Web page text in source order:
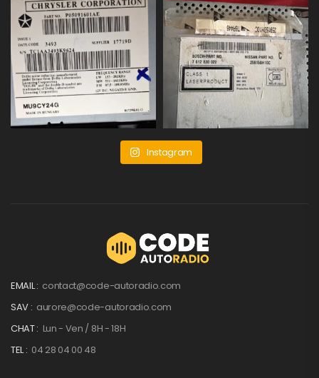
Instagram
EMAIL : contact@code-autoradio.com
SAV : aurore@code-autoradio.com
CHAT : Lun - Ven / 8H - 18H
TEL : 04 28 04 00 48